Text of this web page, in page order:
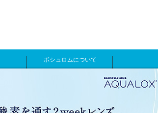
ボシュロムについて